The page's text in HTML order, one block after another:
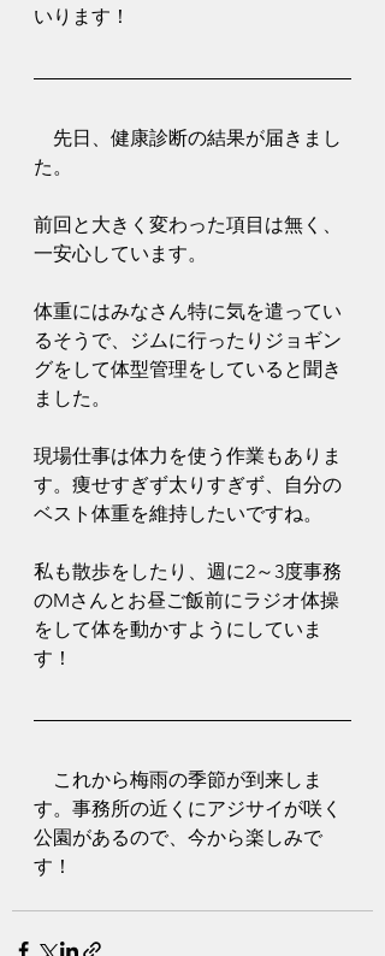
いります！
先日、健康診断の結果が届きまし
た。
前回と大きく変わった項目は無く、
一安心しています。
体重にはみなさん特に気を遣ってい
るそうで、ジムに行ったりジョギン
グをして体型管理をしていると聞き
ました。
現場仕事は体力を使う作業もありま
す。痩せすぎず太りすぎず、自分の
ベスト体重を維持したいですね。
私も散歩をしたり、週に2～3度事務
のMさんとお昼ご飯前にラジオ体操
をして体を動かすようにしていま
す！
これから梅雨の季節が到来しま
す。事務所の近くにアジサイが咲く
公園があるので、今から楽しみで
す！